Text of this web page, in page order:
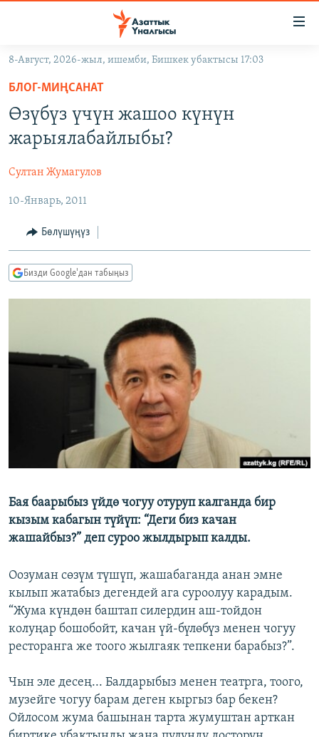
Навигацияга
өтүңүз
Издөөгө
салыңыз
КЫРГЫЗСТАН
КЫРГЫЗСТАН
ЭКОНОМИКА
МАДАНИЯТ
ДҮЙНӨ
БОРБОР АЗИЯ
УКРАИНА
АТАЙЫН ИЛИКТӨӨ
ТВ ПРОГРАММАЛАР
БҮГҮН АЗАТТЫКТА
БИЗ ЖАНА ДҮЙНӨ
АЗАТТЫК+
ЫҢГАЙСЫЗ СУРООЛОР
ПОДКАСТ
ӨЗГӨЧӨ ПИКИР
ЭЕ/АРнун бардык сайттары
8-Август, 2026-жыл, ишемби, Бишкек убактысы 17:03
БЛОГ-МИҢСАНАТ
Өзүбүз үчүн жашоо күнүн
жарыялабайлыбы?
Султан Жумагулов
10-Январь, 2011
Бөлүшүңүз
Бизди Google'дан табыңыз
Бая баарыбыз үйдө чогуу отуруп калганда бир
кызым кабагын түйүп: “Деги биз качан
жашайбыз?” деп суроо жылдырып калды.
Оозуман сөзүм түшүп, жашабаганда анан эмне
кылып жатабыз дегендей ага суроолуу карадым.
“Жума күндөн баштап силердин аш-тойдон
колуңар бошобойт, качан үй-бүлөбүз менен чогуу
ресторанга же тоого жылгаяк тепкени барабыз?”.
Чын эле десең... Балдарыбыз менен театрга, тоого,
музейге чогуу барам деген кыргыз бар бекен?
Ойлосом жума башынан тарта жумуштан арткан